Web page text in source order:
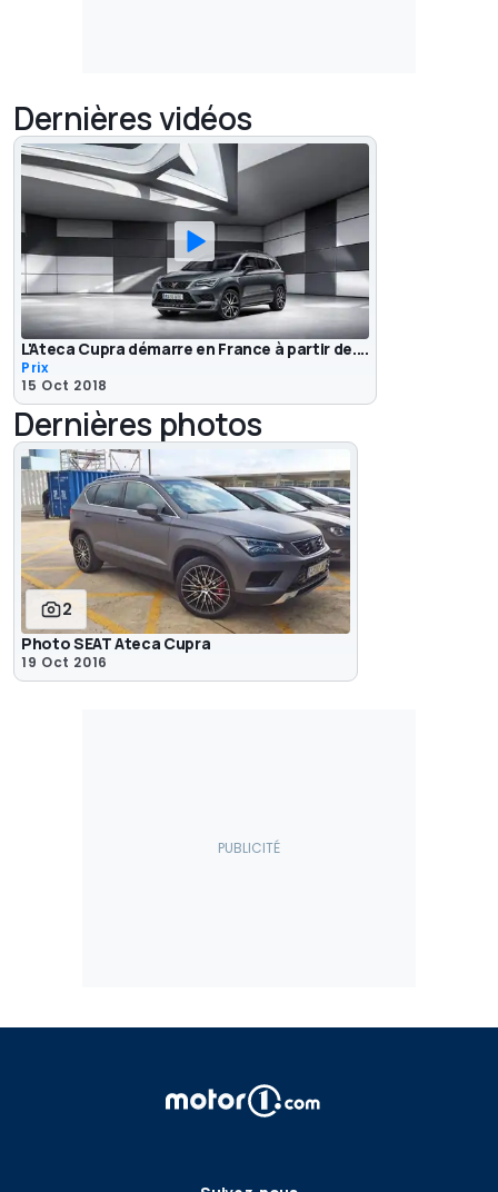
Dernières vidéos
L'Ateca Cupra démarre en France à partir de....
Prix
15 Oct 2018
Dernières photos
2
Photo SEAT Ateca Cupra
19 Oct 2016